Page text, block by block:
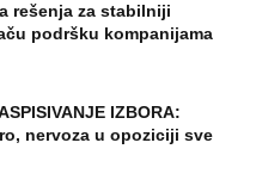
rešenja za stabilniji
podršku kompanijama
IZBORA:
nervoza u opoziciji sve